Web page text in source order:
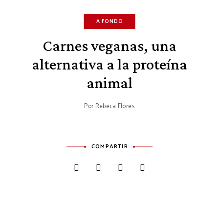
A FONDO
Carnes veganas, una
alternativa a la proteína
animal
Por Rebeca Flores
COMPARTIR